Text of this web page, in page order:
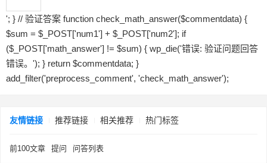
'; } // 验证答案 function check_math_answer($commentdata) {
$sum = $_POST['num1'] + $_POST['num2']; if
($_POST['math_answer'] != $sum) { wp_die('错误: 验证问题回答
错误。'); } return $commentdata; }
add_filter('preprocess_comment', 'check_math_answer');
友情链接 推荐链接 相关推荐 热门标签
前100文章 提问 问答列表